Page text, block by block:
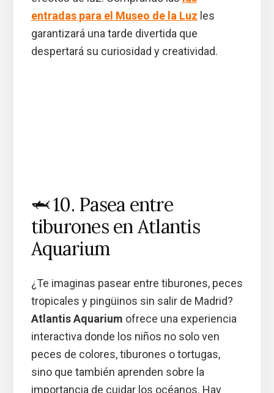
entradas para el Museo de la Luz les
garantizará una tarde divertida que
despertará su curiosidad y creatividad.
🦈 10. Pasea entre
tiburones en Atlantis
Aquarium
¿Te imaginas pasear entre tiburones, peces
tropicales y pingüinos sin salir de Madrid?
Atlantis Aquarium ofrece una experiencia
interactiva donde los niños no solo ven
peces de colores, tiburones o tortugas,
sino que también aprenden sobre la
importancia de cuidar los océanos. Hay